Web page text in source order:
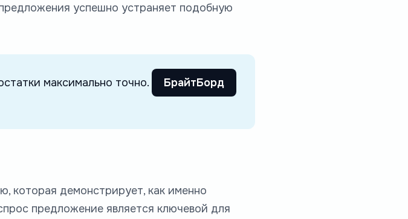
успешно устраняет подобную
максимально точно.
БрайтБорд
которая демонстрирует, как именно
предложение является ключевой для